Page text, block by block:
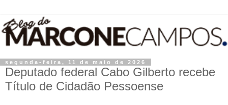
segunda-feira, 11 de maio de 2026
Deputado federal Cabo Gilberto recebe
Título de Cidadão Pessoense